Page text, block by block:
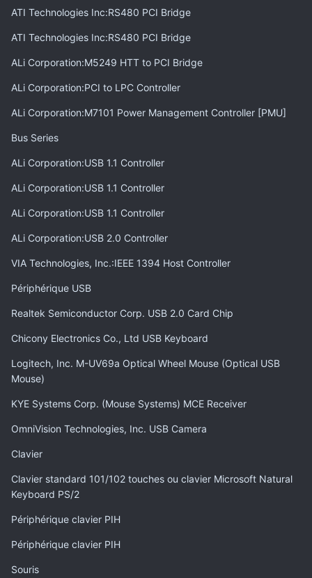
ATI Technologies Inc:RS480 PCI Bridge
ATI Technologies Inc:RS480 PCI Bridge
ALi Corporation:M5249 HTT to PCI Bridge
ALi Corporation:PCI to LPC Controller
ALi Corporation:M7101 Power Management Controller [PMU]
Bus Series
ALi Corporation:USB 1.1 Controller
ALi Corporation:USB 1.1 Controller
ALi Corporation:USB 1.1 Controller
ALi Corporation:USB 2.0 Controller
VIA Technologies, Inc.:IEEE 1394 Host Controller
Périphérique USB
Realtek Semiconductor Corp. USB 2.0 Card Chip
Chicony Electronics Co., Ltd USB Keyboard
Logitech, Inc. M-UV69a Optical Wheel Mouse (Optical USB
Mouse)
KYE Systems Corp. (Mouse Systems) MCE Receiver
OmniVision Technologies, Inc. USB Camera
Clavier
Clavier standard 101/102 touches ou clavier Microsoft Natural
Keyboard PS/2
Périphérique clavier PIH
Périphérique clavier PIH
Souris